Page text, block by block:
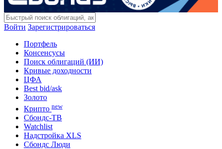
Войти Зарегистрироваться
Портфель
Консенсусы
Поиск облигаций (ИИ)
Кривые доходности
ЦФА
Best bid/ask
Золото
Крипто new
Сбондс-ТВ
Watchlist
Надстройка XLS
Сбондс Люди